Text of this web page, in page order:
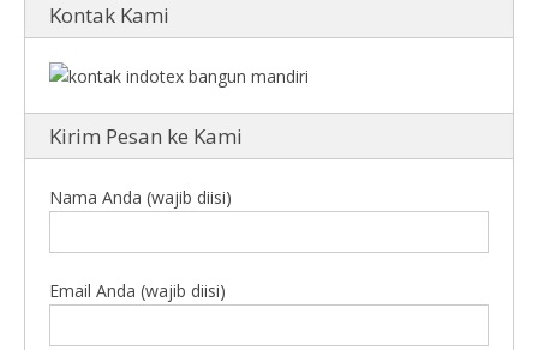
Kontak Kami
Kirim Pesan ke Kami
Nama Anda (wajib diisi)
Email Anda (wajib diisi)